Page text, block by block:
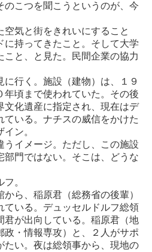
のこつを聞こうというのが、今
気と街をきれいにすること
に持ってきたこと。そして大学
こと、と見た。民間企業の協力
行く。施設（建物）は、１９
年頃まで使われていた。その後
文化遺産に指定され、現在はデ
いる。ナチスの威信をかけた
ン。
うイメージ。ただし、この施設
部門ではない。そこは、どうな
。
ら、稲原君（総務省の後輩）
ている。デュッセルドルフ総領
君が出向している。稲原君（地
政・情報専攻）と、２人がサポ
たい。夜は総領事から、現地の